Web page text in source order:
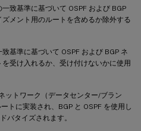
致基準に基づいて OSPF および BGP
メント用のルートを含めるか除外する
基準に基づいて OSPF および BGP ネ
受け入れるか、受け付けないかに使用
ットワーク（データセンター/ブラン
トに実装され、BGP と OSPF を使用し
バタイズされます。